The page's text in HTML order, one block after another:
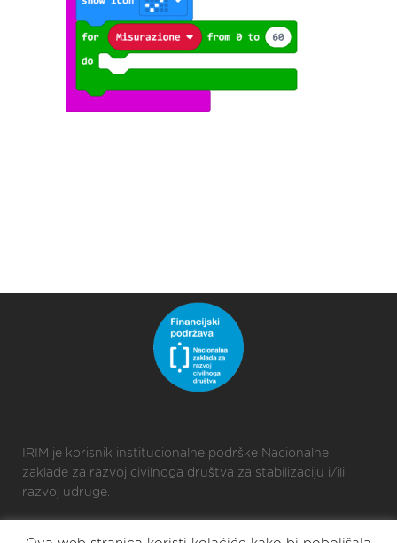
IRIM je korisnik institucionalne podrške Nacionalne
zaklade za razvoj civilnoga društva za stabilizaciju i/ili
razvoj udruge.